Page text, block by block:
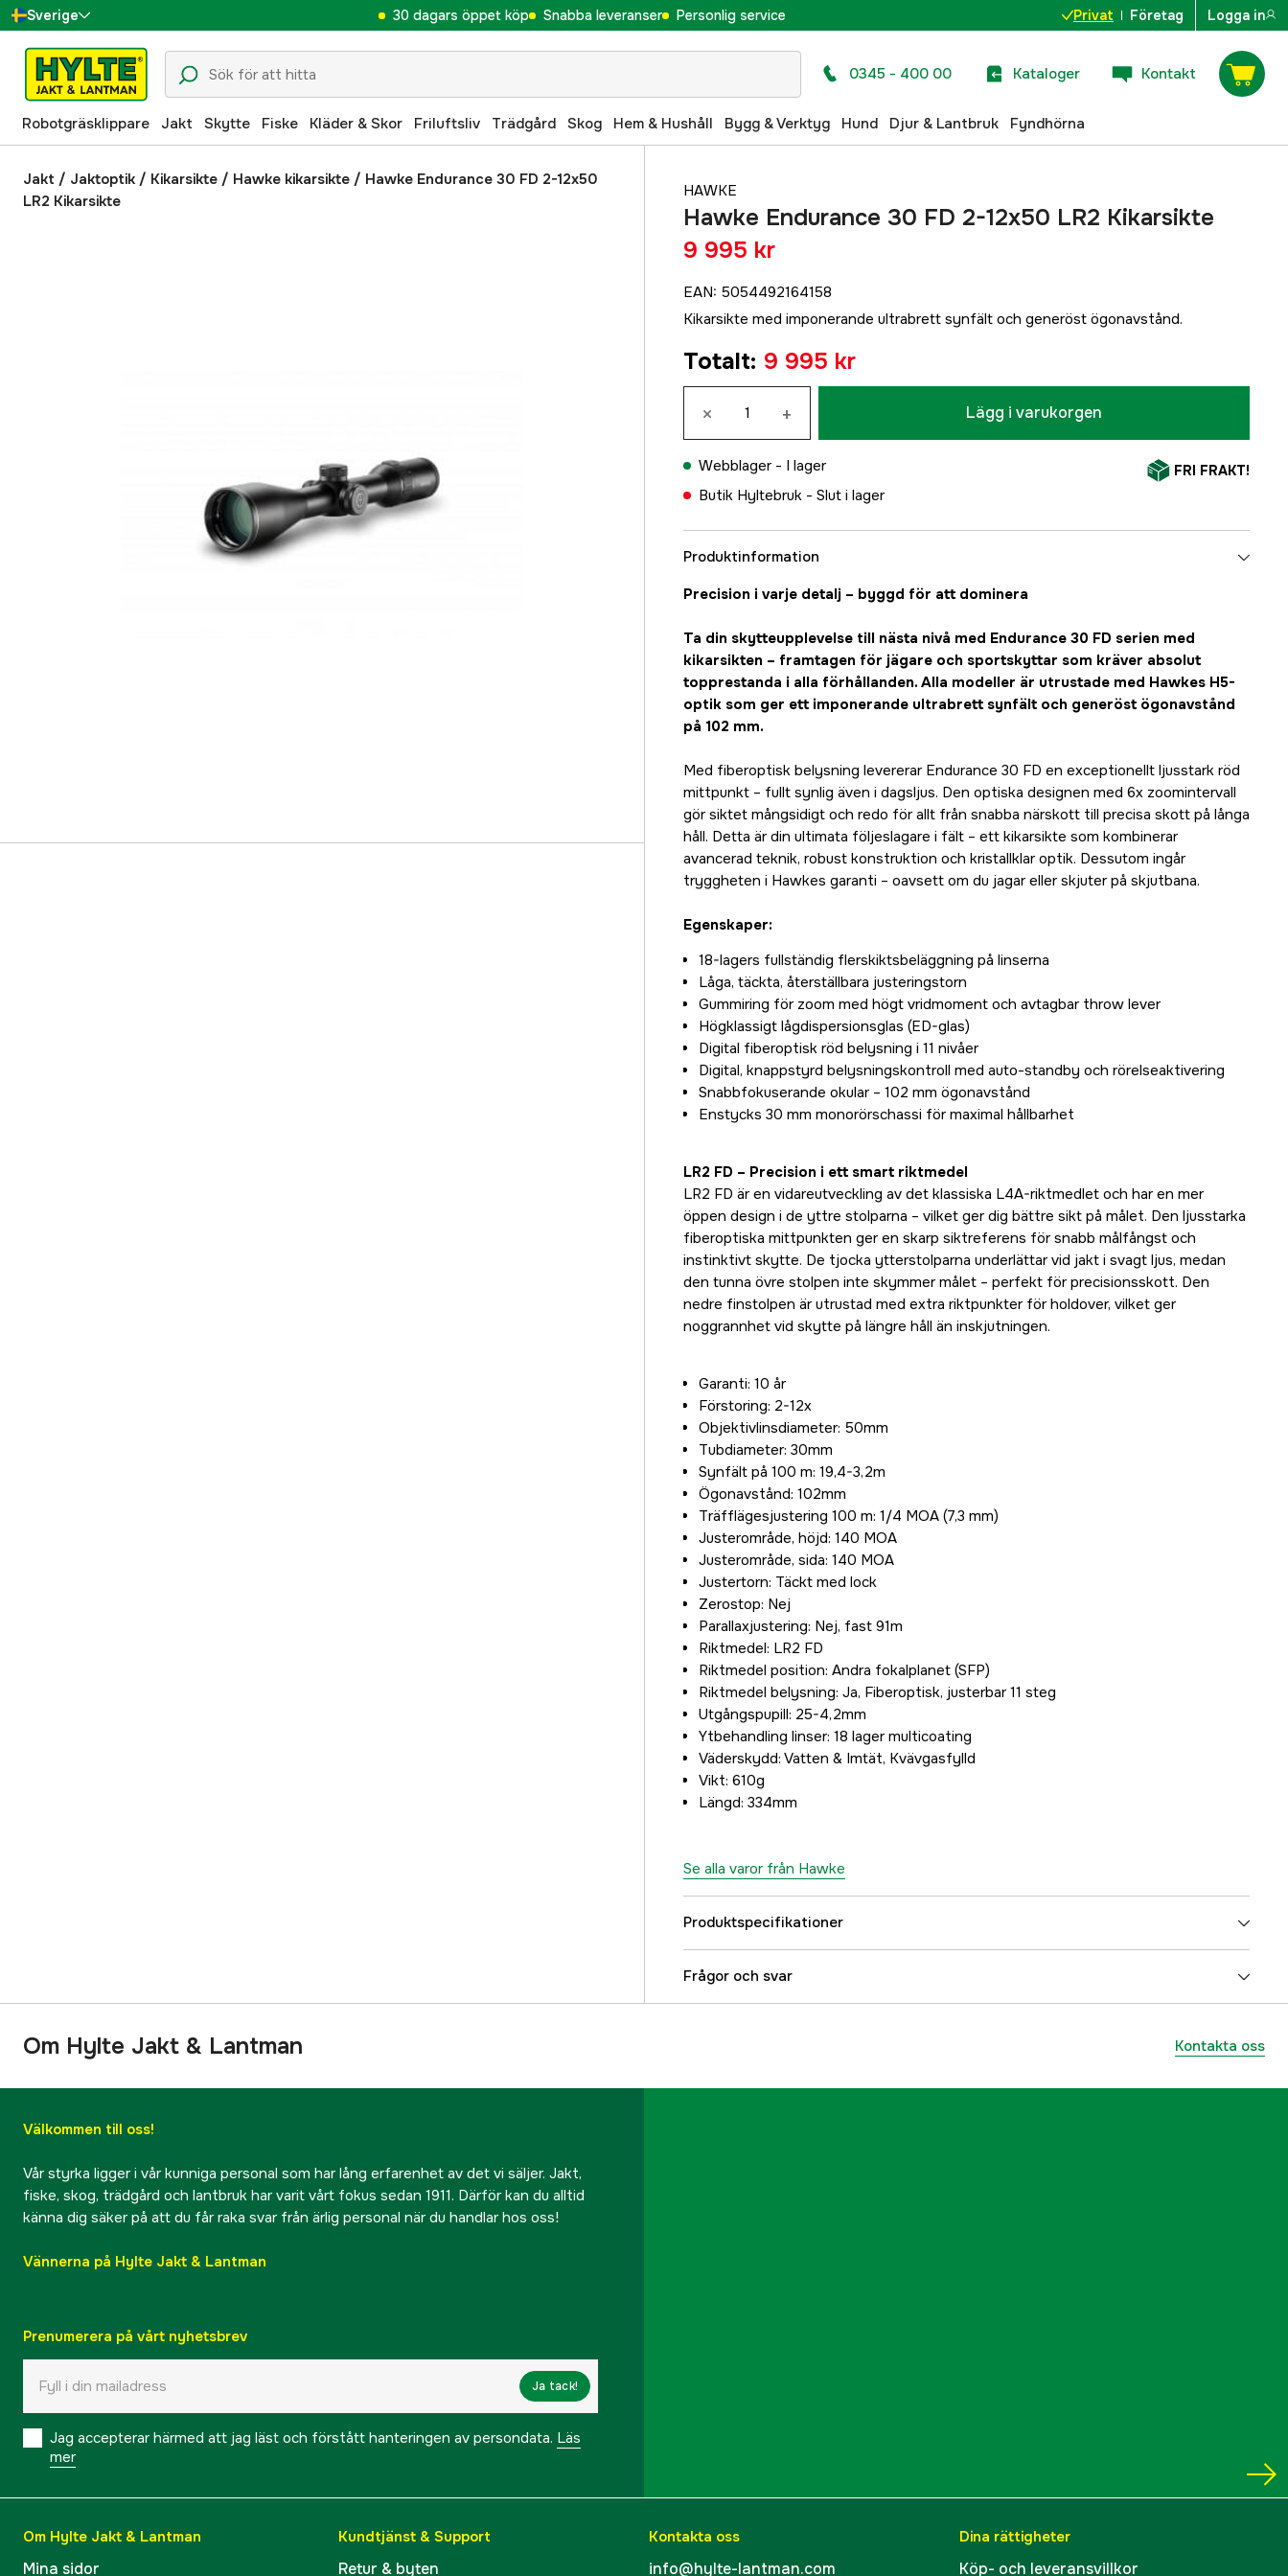
Sverige
Danmark
Suomi
Norge
Deutschland
30 dagars öppet köp Snabba leveranser Personlig service Privat Företag Logga in
0345 - 400 00 Kataloger Kontakt
Robotgräsklippare Jakt Skytte Fiske Kläder & Skor Friluftsliv Trädgård Skog Hem & Hushåll Bygg & Verktyg Hund Djur & Lantbruk Fyndhörna
Jakt / Jaktoptik / Kikarsikte / Hawke kikarsikte / Hawke Endurance 30 FD 2-12x50
LR2 Kikarsikte
HAWKE
Hawke Endurance 30 FD 2-12x50 LR2 Kikarsikte
9 995 kr
EAN: 5054492164158
Kikarsikte med imponerande ultrabrett synfält och generöst ögonavstånd.
Totalt: 9 995 kr
× + Lägg i varukorgen
Webblager - I lager
Butik Hyltebruk - Slut i lager
FRI FRAKT!
Produktinformation
Precision i varje detalj – byggd för att dominera
Ta din skytteupplevelse till nästa nivå med Endurance 30 FD serien med
kikarsikten – framtagen för jägare och sportskyttar som kräver absolut
topprestanda i alla förhållanden. Alla modeller är utrustade med Hawkes H5-
optik som ger ett imponerande ultrabrett synfält och generöst ögonavstånd
på 102 mm.
Med fiberoptisk belysning levererar Endurance 30 FD en exceptionellt ljusstark röd
mittpunkt – fullt synlig även i dagsljus. Den optiska designen med 6x zoomintervall
gör siktet mångsidigt och redo för allt från snabba närskott till precisa skott på långa
håll. Detta är din ultimata följeslagare i fält – ett kikarsikte som kombinerar
avancerad teknik, robust konstruktion och kristallklar optik. Dessutom ingår
tryggheten i Hawkes garanti – oavsett om du jagar eller skjuter på skjutbana.
Egenskaper:
18-lagers fullständig flerskiktsbeläggning på linserna
Låga, täckta, återställbara justeringstorn
Gummiring för zoom med högt vridmoment och avtagbar throw lever
Högklassigt lågdispersionsglas (ED-glas)
Digital fiberoptisk röd belysning i 11 nivåer
Digital, knappstyrd belysningskontroll med auto-standby och rörelseaktivering
Snabbfokuserande okular – 102 mm ögonavstånd
Enstycks 30 mm monorörschassi för maximal hållbarhet
LR2 FD – Precision i ett smart riktmedel
LR2 FD är en vidareutveckling av det klassiska L4A-riktmedlet och har en mer
öppen design i de yttre stolparna – vilket ger dig bättre sikt på målet. Den ljusstarka
fiberoptiska mittpunkten ger en skarp siktreferens för snabb målfångst och
instinktivt skytte. De tjocka ytterstolparna underlättar vid jakt i svagt ljus, medan
den tunna övre stolpen inte skymmer målet – perfekt för precisionsskott. Den
nedre finstolpen är utrustad med extra riktpunkter för holdover, vilket ger
noggrannhet vid skytte på längre håll än inskjutningen.
Garanti: 10 år
Förstoring: 2-12x
Objektivlinsdiameter: 50mm
Tubdiameter: 30mm
Synfält på 100 m: 19,4-3,2m
Ögonavstånd: 102mm
Träfflägesjustering 100 m: 1/4 MOA (7,3 mm)
Justerområde, höjd: 140 MOA
Justerområde, sida: 140 MOA
Justertorn: Täckt med lock
Zerostop: Nej
Parallaxjustering: Nej, fast 91m
Riktmedel: LR2 FD
Riktmedel position: Andra fokalplanet (SFP)
Riktmedel belysning: Ja, Fiberoptisk, justerbar 11 steg
Utgångspupill: 25-4,2mm
Ytbehandling linser: 18 lager multicoating
Väderskydd: Vatten & Imtät, Kvävgasfylld
Vikt: 610g
Längd: 334mm
Se alla varor från Hawke
Produktspecifikationer
Användningsområde
Inställningsändring per klick 1/4 mOA
Frågor och svar
Om Hylte Jakt & Lantman Kontakta oss
Välkommen till oss!
Vår styrka ligger i vår kunniga personal som har lång erfarenhet av det vi säljer. Jakt,
fiske, skog, trädgård och lantbruk har varit vårt fokus sedan 1911. Därför kan du alltid
känna dig säker på att du får raka svar från ärlig personal när du handlar hos oss!
Vännerna på Hylte Jakt & Lantman
Prenumerera på vårt nyhetsbrev
Ja tack!
Jag accepterar härmed att jag läst och förstått hanteringen av persondata. Läs
mer
Om Hylte Jakt & Lantman
Mina sidor
Kundtjänst & Support
Retur & byten
Kontakta oss
info@hylte-lantman.com
Dina rättigheter
Köp- och leveransvillkor